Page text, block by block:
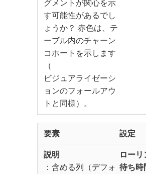
グメントが関心を示
す可能性があるでし
ょうか？ 赤色は、テ
ーブル内のチャーン
コホートを示します
（
​ビジュアライゼーシ
ョンのフォールアウ
トと同様）。
設定
ロー
：含める列（デフォ 待ち時